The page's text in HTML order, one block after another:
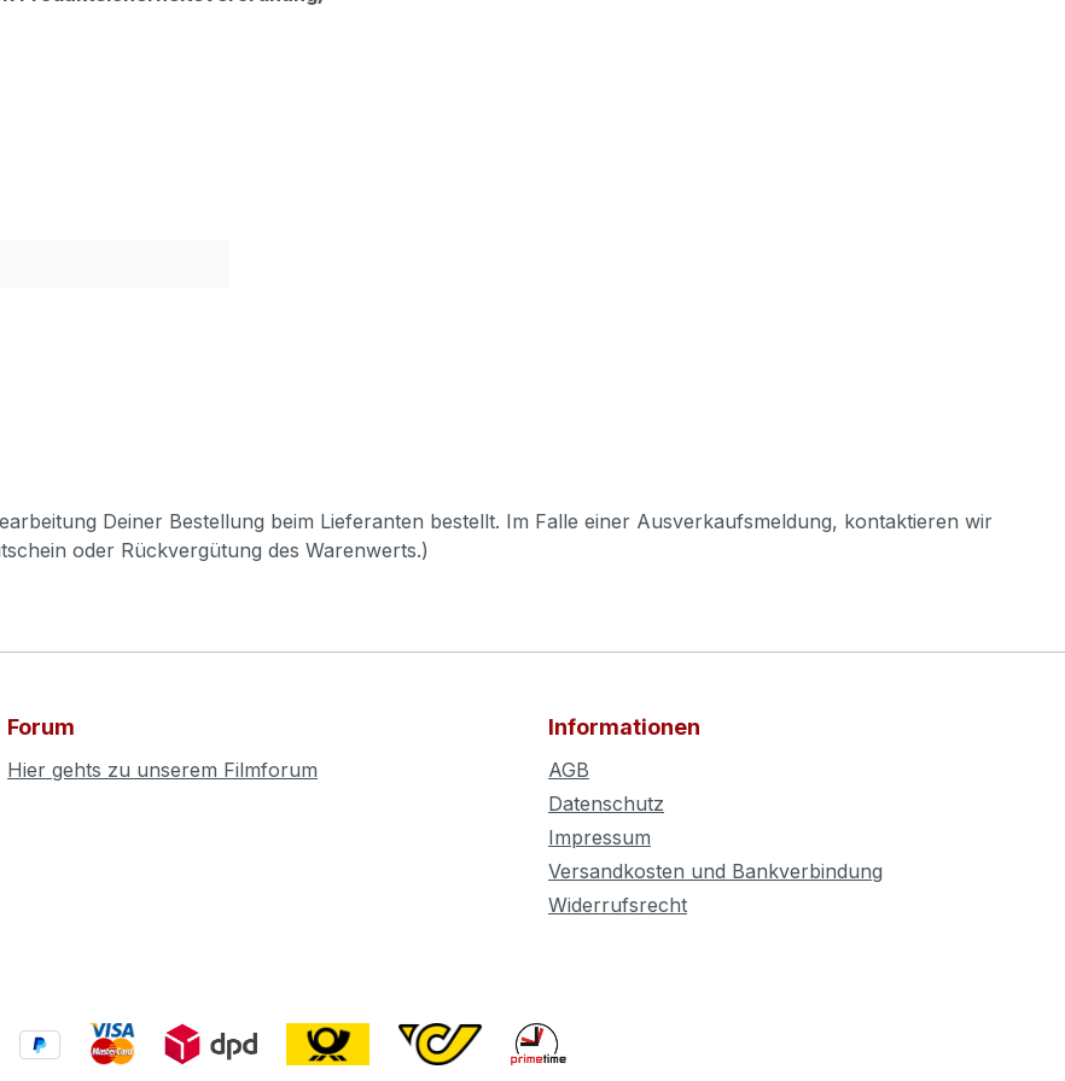
Deiner Bestellung beim Lieferanten bestellt. Im Falle einer Ausverkaufsmeldung, kontaktieren wir
oder Rückvergütung des Warenwerts.)
Forum
Hier gehts zu unserem Filmforum
Informationen
AGB
Datenschutz
Impressum
Versandkosten und Bankverbindung
Widerrufsrecht